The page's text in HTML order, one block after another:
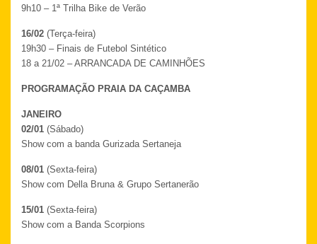
9h10 – 1ª Trilha Bike de Verão
16/02 (Terça-feira)
19h30 – Finais de Futebol Sintético
18 a 21/02 – ARRANCADA DE CAMINHÕES
PROGRAMAÇÃO PRAIA DA CAÇAMBA
JANEIRO
02/01 (Sábado)
Show com a banda Gurizada Sertaneja
08/01 (Sexta-feira)
Show com Della Bruna & Grupo Sertanerão
15/01 (Sexta-feira)
Show com a Banda Scorpions